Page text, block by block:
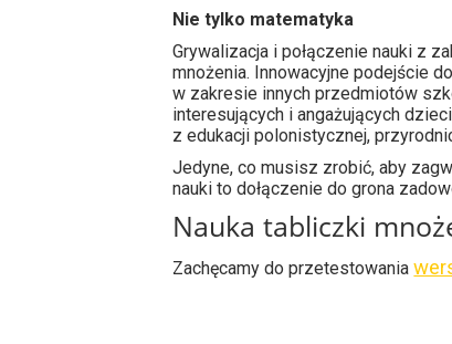
Nie tylko matematyka
Grywalizacja i połączenie nauki z
mnożenia. Innowacyjne podejście
w zakresie innych przedmiotów
interesujących i angażujących
z edukacji polonistycznej,
Jedyne, co musisz zrobić, aby
nauki to dołączenie do grona
Nauka tabliczki
Zachęcamy do przetestowania